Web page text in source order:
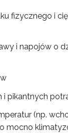
fizycznego i
i napojów o
i pikantnych
(np.
mocno